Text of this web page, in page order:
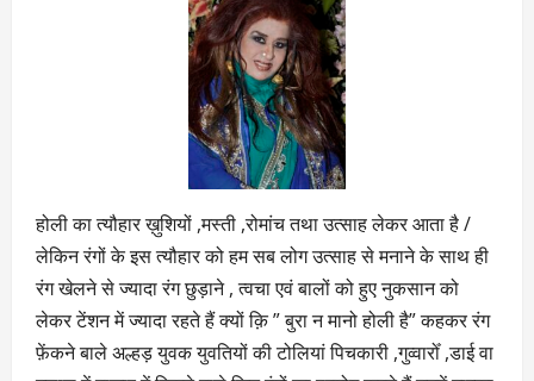
होली का त्यौहार ख़ुशियों ,मस्ती ,रोमांच तथा उत्साह लेकर आता है /
लेकिन रंगों के इस त्यौहार को हम सब लोग उत्साह से मनाने के साथ ही
रंग खेलने से ज्यादा रंग छुड़ाने , त्वचा एवं बालों को हुए नुकसान को
लेकर टेंशन में ज्यादा रहते हैं क्यों क़ि ” बुरा न मानो होली है” कहकर रंग
फ़ेंकने बाले अल्हड़ युवक युवतियों की टोलियां पिचकारी ,गुव्वारोँ ,डाई वा